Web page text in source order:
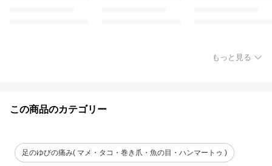
もっと見る
この商品のカテゴリー
足のゆびの痛み( マメ・タコ・巻き爪・魚の目・ハンマートゥ )